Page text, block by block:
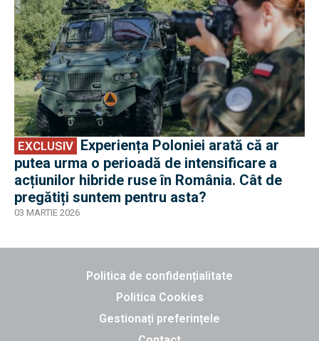
EXCLUSIV
putea urma o perioadă de intensificare a
acțiunilor hibride ruse în România. Cât de
pregătiți suntem pentru asta?
03 MARTIE 2026
Politica de confidențialitate
Politica Cookies
Gestionați preferințele